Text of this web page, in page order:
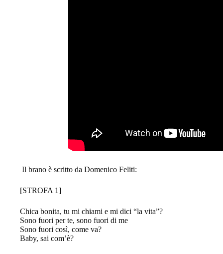
Il brano è scritto da Domenico Feliti:
[STROFA 1]
Chica bonita, tu mi chiami e mi dici “la vita”?
Sono fuori per te, sono fuori di me
Sono fuori così, come va?
Baby, sai com’è?